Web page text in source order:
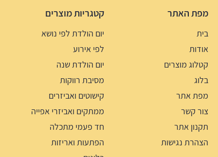
מפת האתר
בית
אודות
קטלוג מוצרים
בלוג
מפת אתר
צור קשר
תקנון אתר
הצהרת נגישות
קטגריות מוצרים
יום הולדת לפי נושא
לפי אירוע
יום הולדת שנה
מסיבת רווקות
קישוטים ואביזרים
ממתקים ואביזרי אפייה
חד פעמי מתכלה
הפתעות ואריזות